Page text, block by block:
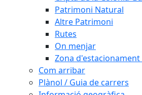
Patrimoni Natural
Altre Patrimoni
Rutes
On menjar
Zona
Com arribar
Plànol / Guia de carrers